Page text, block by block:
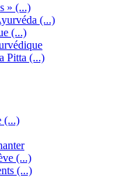
» (...)
(...)
(...)
Pitta (...)
(...)
(...)
(...)